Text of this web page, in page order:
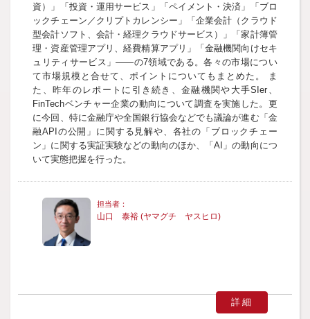
資）」「投資・運用サービス」「ペイメント・決済」「ブロ
ックチェーン／クリプトカレンシー」「企業会計（クラウド
型会計ソフト、会計・経理クラウドサービス）」「家計簿管
理・資産管理アプリ、経費精算アプリ」「金融機関向けセキ
ュリティサービス」――の7領域である。各々の市場につい
て市場規模と合せて、ポイントについてもまとめた。 ま
た、昨年のレポートに引き続き、金融機関や大手SIer、
FinTechベンチャー企業の動向について調査を実施した。更
に今回、特に金融庁や全国銀行協会などでも議論が進む「金
融APIの公開」に関する見解や、各社の「ブロックチェー
ン」に関する実証実験などの動向のほか、「AI」の動向につ
いて実態把握を行った。
山口 泰裕 (ヤマグチ ヤスヒロ)
詳細